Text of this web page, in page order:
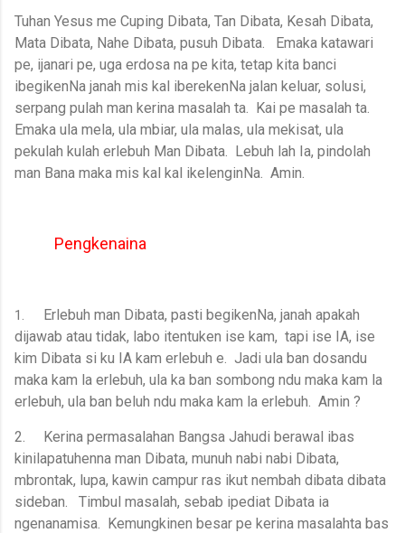
Tuhan Yesus me Cuping Dibata, Tan Dibata, Kesah Dibata,
Mata Dibata, Nahe Dibata, pusuh Dibata. Emaka katawari
pe, ijanari pe, uga erdosa na pe kita, tetap kita banci
ibegikenNa janah mis kal iberekenNa jalan keluar, solusi,
serpang pulah man kerina masalah ta. Kai pe masalah ta.
Emaka ula mela, ula mbiar, ula malas, ula mekisat, ula
pekulah kulah erlebuh Man Dibata. Lebuh lah Ia, pindolah
man Bana maka mis kal kal ikelenginNa. Amin.
Pengkenaina
1.
Erlebuh man Dibata, pasti begikenNa, janah apakah
dijawab atau tidak, labo itentuken ise kam, tapi ise IA, ise
kim Dibata si ku IA kam erlebuh e. Jadi ula ban dosandu
maka kam la erlebuh, ula ka ban sombong ndu maka kam la
erlebuh, ula ban beluh ndu maka kam la erlebuh. Amin ?
2.
Kerina permasalahan Bangsa Jahudi berawal ibas
kinilapatuhenna man Dibata, munuh nabi nabi Dibata,
mbrontak, lupa, kawin campur ras ikut nembah dibata dibata
sideban. Timbul masalah, sebab ipediat Dibata ia
ngenanamisa. Kemungkinen besar pe kerina masalahta bas